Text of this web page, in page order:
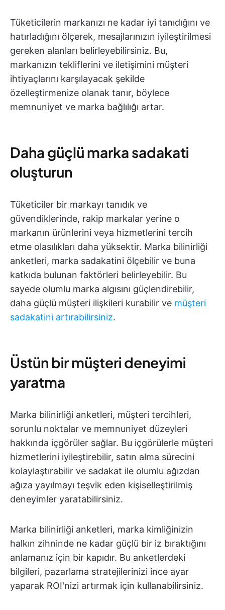
Tüketicilerin markanızı ne kadar iyi tanıdığını ve
hatırladığını ölçerek, mesajlarınızın iyileştirilmesi
gereken alanları belirleyebilirsiniz. Bu,
markanızın tekliflerini ve iletişimini müşteri
ihtiyaçlarını karşılayacak şekilde
özelleştirmenize olanak tanır, böylece
memnuniyet ve marka bağlılığı artar.
Daha güçlü marka sadakati
oluşturun
Tüketiciler bir markayı tanıdık ve
güvendiklerinde, rakip markalar yerine o
markanın ürünlerini veya hizmetlerini tercih
etme olasılıkları daha yüksektir. Marka bilinirliği
anketleri, marka sadakatini ölçebilir ve buna
katkıda bulunan faktörleri belirleyebilir. Bu
sayede olumlu marka algısını güçlendirebilir,
daha güçlü müşteri ilişkileri kurabilir ve müşteri
sadakatini artırabilirsiniz.
Üstün bir müşteri deneyimi
yaratma
Marka bilinirliği anketleri, müşteri tercihleri,
sorunlu noktalar ve memnuniyet düzeyleri
hakkında içgörüler sağlar. Bu içgörülerle müşteri
hizmetlerini iyileştirebilir, satın alma sürecini
kolaylaştırabilir ve sadakat ile olumlu ağızdan
ağıza yayılmayı teşvik eden kişiselleştirilmiş
deneyimler yaratabilirsiniz.
Marka bilinirliği anketleri, marka kimliğinizin
halkın zihninde ne kadar güçlü bir iz bıraktığını
anlamanız için bir kapıdır. Bu anketlerdeki
bilgileri, pazarlama stratejilerinizi ince ayar
yaparak ROI'nizi artırmak için kullanabilirsiniz.